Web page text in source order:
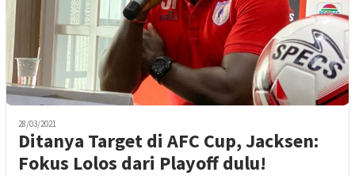
28/03/2021
Ditanya Target di AFC Cup, Jacksen:
Fokus Lolos dari Playoff dulu!